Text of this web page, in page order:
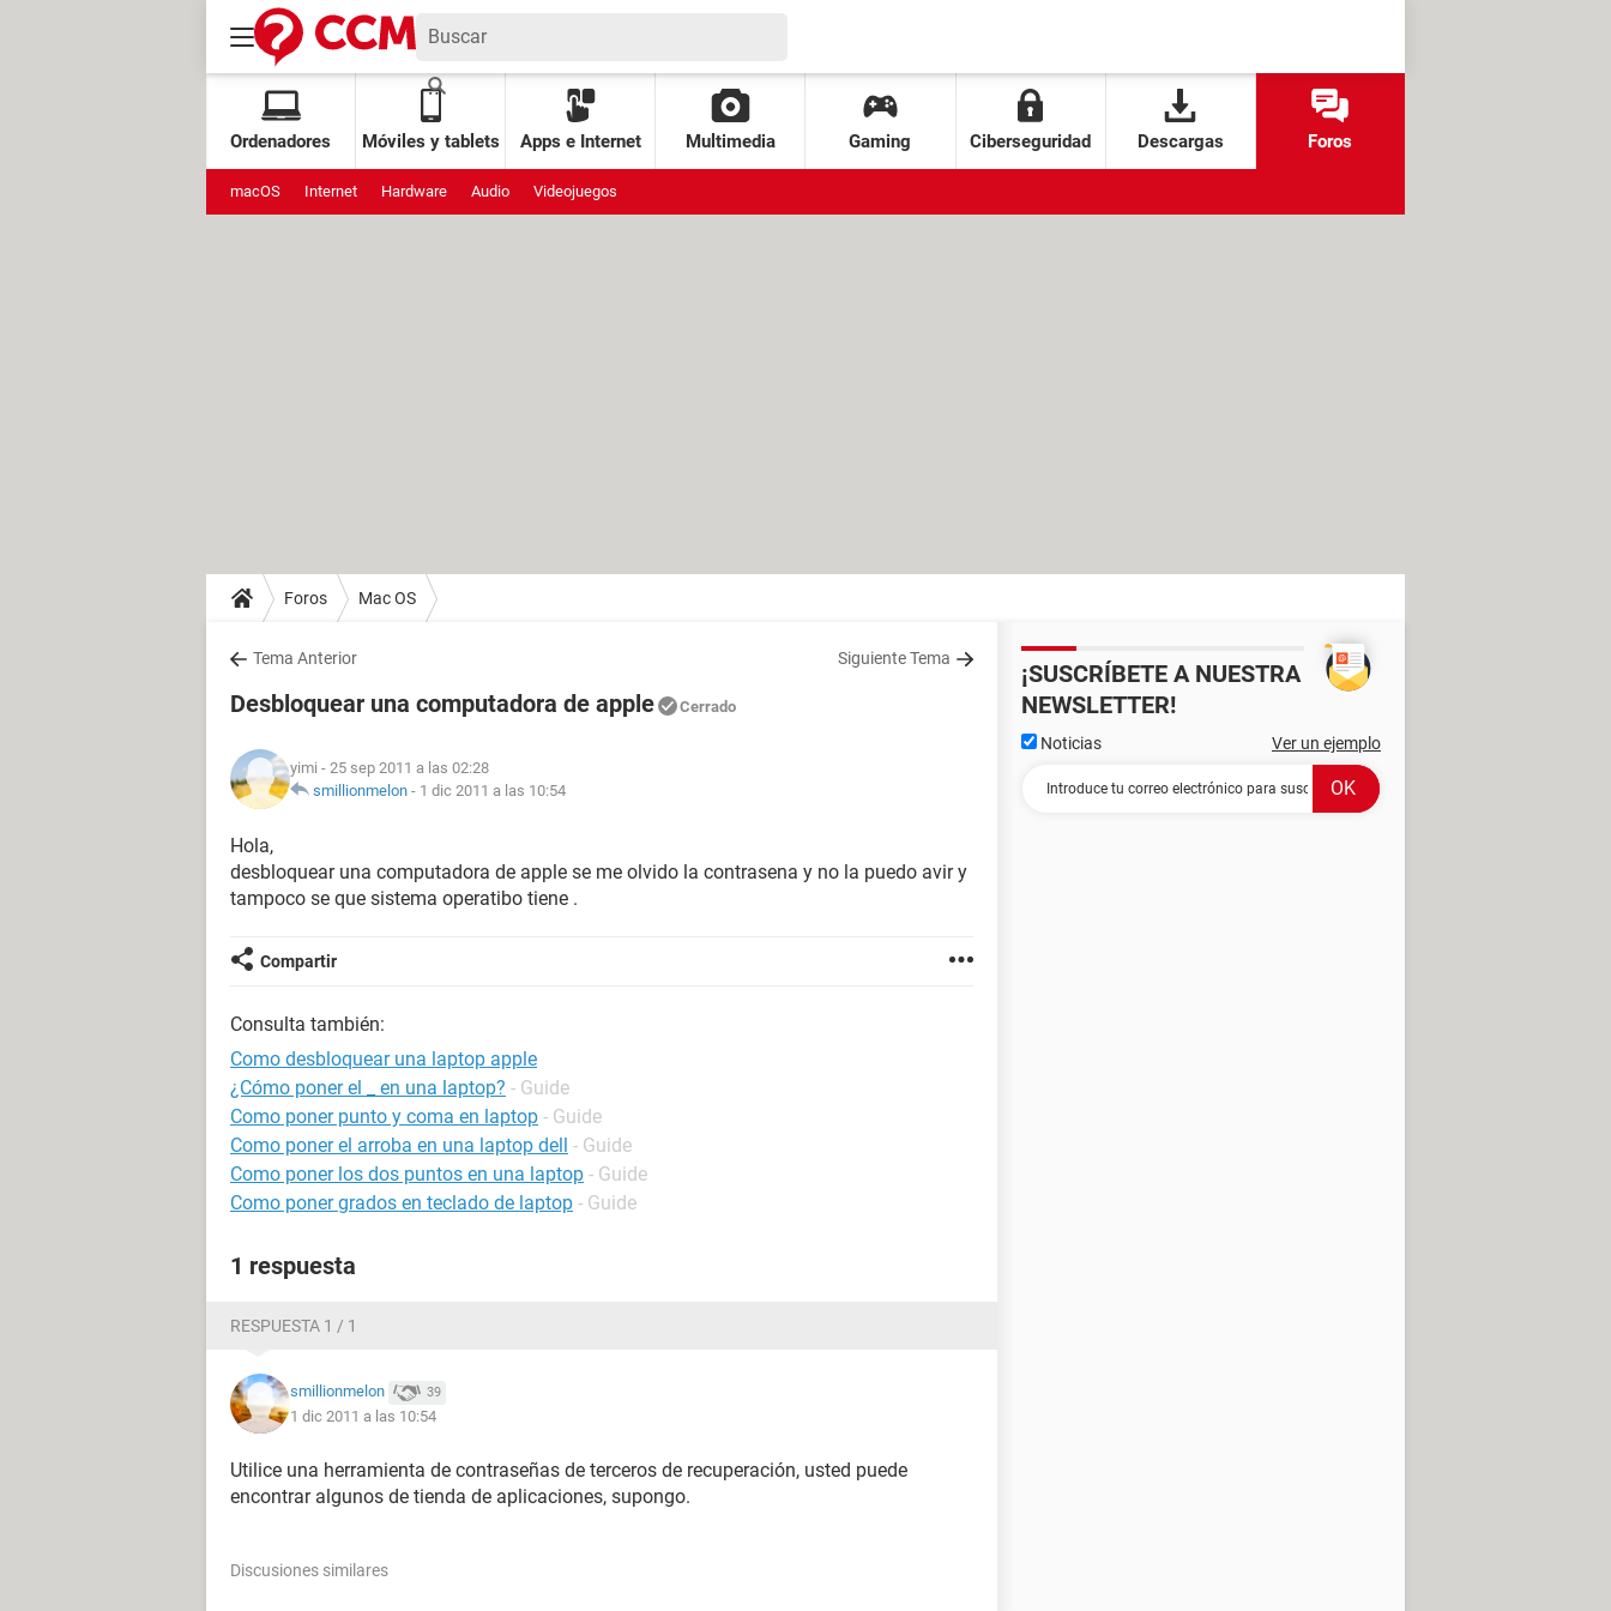
Ordenadores Móviles y tablets Apps e Internet Multimedia Gaming Ciberseguridad Descargas Foros
macOS Internet Hardware Audio Videojuegos
Foros Mac OS
Tema Anterior Siguiente Tema
Desbloquear una computadora de apple Cerrado
yimi - 25 sep 2011 a las 02:28
smillionmelon - 1 dic 2011 a las 10:54
Hola,
desbloquear una computadora de apple se me olvido la contrasena y no la puedo avir y
tampoco se que sistema operatibo tiene .
Compartir
Consulta también:
Como desbloquear una laptop apple
¿Cómo poner el _ en una laptop? - Guide
Como poner punto y coma en laptop - Guide
Como poner el arroba en una laptop dell - Guide
Como poner los dos puntos en una laptop - Guide
Como poner grados en teclado de laptop - Guide
1 respuesta
RESPUESTA 1 / 1
smillionmelon 39
1 dic 2011 a las 10:54
Utilice una herramienta de contraseñas de terceros de recuperación, usted puede
encontrar algunos de tienda de aplicaciones, supongo.
Discusiones similares
¡SUSCRÍBETE A NUESTRA
NEWSLETTER!
Noticias Ver un ejemplo